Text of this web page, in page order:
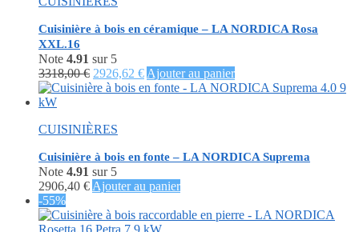
Cuisinière à bois en céramique – LA NORDICA Rosa
XXL.16
Note 4.91 sur 5
3318,00€ Le
prix
3318,00 €.
2926,62 €Le
prix
Ajouter au panier
CUISINIÈRES
Cuisinière à bois en fonte – LA NORDICA Suprema
Note 4.91 sur 5
2906,40 € Ajouter au panier
-55%